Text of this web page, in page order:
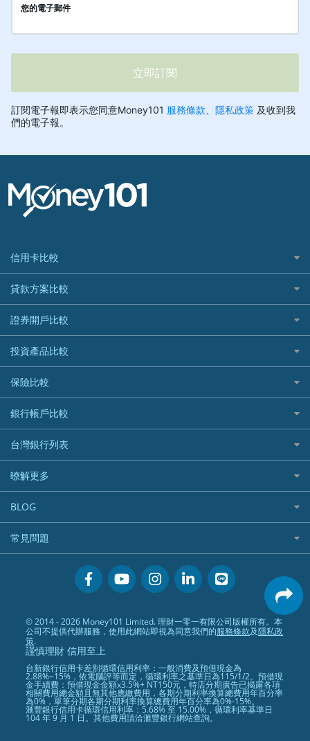
信用卡比較
信用卡情境類別推薦
所有信用卡
精選推薦
國內外現金回饋
繳稅優惠
航空哩程回饋
加油優惠
分期零利率優惠
首刷禮優惠
網購優惠
行動支付優惠
旅遊訂房優惠
貸款方案比較
快速線上貸款推薦
最完整貸款資訊一次看
繳稅貸款
貸款計算機
車貸計算機
精選貸款推薦
信貸利率比較
一般個人貸款
優質客戶貸款
小額借款
循環貸款
汽機車貸款比較
信用貸款銀行列表
債務整合
24小時內入帳貸款
證券開戶比較
台股證券戶
美股證券戶
投資產品比較
機器人投資
加密貨幣
外幣定存
保險比較
住宅險
汽車保險
機車保險
寵物險
銀行帳戶比較
財富管理帳戶
數位存款帳戶
美元定存
台灣銀行列表
銀行與合作機構列表
銀行客服電話
暸解更多
加入我們
訂閱電子報
媒體聯絡
關於我們
BLOG
專欄文章
常見問題
活動禮贈品兌換相關
會員相關常見問題
金融商品常見問題
© 2014 - 2026 Money101 Limited. 理財一零一有限公司版權所有。本
公司不提供代辦服務，使用此網站即視為同意我們的服務條款及隱私政
策.
謹慎理財 信用至上
台新銀行信用卡差別循環信用利率：一般消費及預借現金為
2.88%~15%，依電腦評等而定，循環利率之基準日為115/1/2。預借現
金手續費：預借現金金額x3.5%+ NT150元，特店分期廣告已揭露各項
相關費用總金額且無其他應繳費用，各期分期利率換算總費用年百分率
為0%，單筆分期各期分期利率換算總費用年百分率為0%-15%。
滙豐銀行信用卡循環信用利率：5.68% 至 15.00%，循環利率基準日
104 年 9 月 1 日。其他費用請洽滙豐銀行網站查詢。